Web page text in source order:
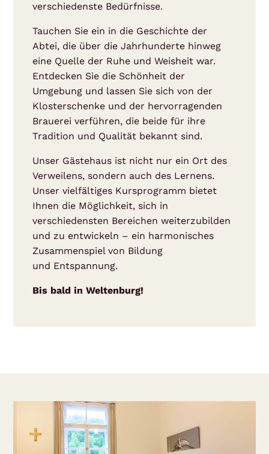
verschiedenste Bedürfnisse.
Tauchen Sie ein in die Geschichte der
Abtei, die über die Jahrhunderte hinweg
eine Quelle der Ruhe und Weisheit war.
Entdecken Sie die Schönheit der
Umgebung und lassen Sie sich von der
Klosterschenke und der hervorragenden
Brauerei verführen, die beide für ihre
Tradition und Qualität bekannt sind.
Unser Gästehaus ist nicht nur ein Ort des
Verweilens, sondern auch des Lernens.
Unser vielfältiges Kursprogramm bietet
Ihnen die Möglichkeit, sich in
verschiedensten Bereichen weiterzubilden
und zu entwickeln – ein harmonisches
Zusammenspiel von Bildung
und Entspannung.
Bis bald in Weltenburg!